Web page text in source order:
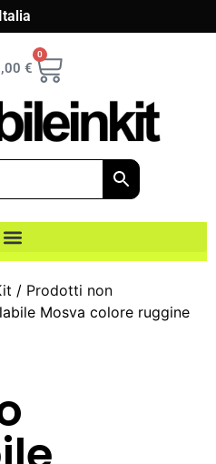
€
0
/ Prodotti non
Mosva colore ruggine